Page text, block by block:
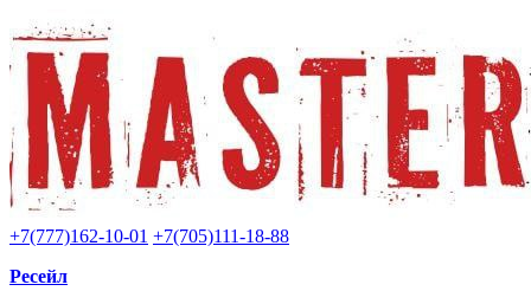
+7(777)162-10-01 +7(705)111-18-88
Ресейл